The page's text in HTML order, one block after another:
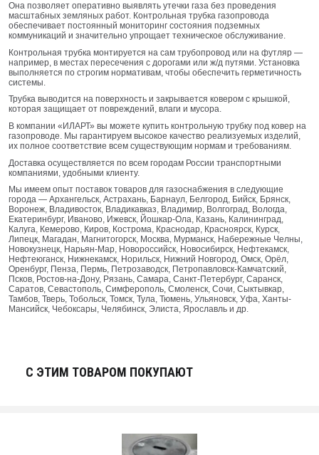
Она позволяет оперативно выявлять утечки газа без проведения
масштабных земляных работ. Контрольная трубка газопровода
обеспечивает постоянный мониторинг состояния подземных
коммуникаций и значительно упрощает техническое обслуживание.
Контрольная трубка монтируется на сам трубопровод или на футляр —
например, в местах пересечения с дорогами или ж/д путями. Установка
выполняется по строгим нормативам, чтобы обеспечить герметичность
системы.
Трубка выводится на поверхность и закрывается ковером с крышкой,
которая защищает от повреждений, влаги и мусора.
В компании «ИЛАРТ» вы можете купить контрольную трубку под ковер на
газопроводе. Мы гарантируем высокое качество реализуемых изделий,
их полное соответствие всем существующим нормам и требованиям.
Доставка осуществляется по всем городам России транспортными
компаниями, удобными клиенту.
Мы имеем опыт поставок товаров для газоснабжения в следующие
города — Архангельск, Астрахань, Барнаул, Белгород, Бийск, Брянск,
Воронеж, Владивосток, Владикавказ, Владимир, Волгоград, Вологда,
Екатеринбург, Иваново, Ижевск, Йошкар-Ола, Казань, Калининград,
Калуга, Кемерово, Киров, Кострома, Краснодар, Красноярск, Курск,
Липецк, Магадан, Магнитогорск, Москва, Мурманск, Набережные Челны,
Новокузнецк, Нарьян-Мар, Новороссийск, Новосибирск, Нефтекамск,
Нефтеюганск, Нижнекамск, Норильск, Нижний Новгород, Омск, Орёл,
Оренбург, Пенза, Пермь, Петрозаводск, Петропавловск-Камчатский,
Псков, Ростов-на-Дону, Рязань, Самара, Санкт-Петербург, Саранск,
Саратов, Севастополь, Симферополь, Смоленск, Сочи, Сыктывкар,
Тамбов, Тверь, Тобольск, Томск, Тула, Тюмень, Ульяновск, Уфа, Ханты-
Мансийск, Чебоксары, Челябинск, Элиста, Ярославль и др.
С ЭТИМ ТОВАРОМ ПОКУПАЮТ